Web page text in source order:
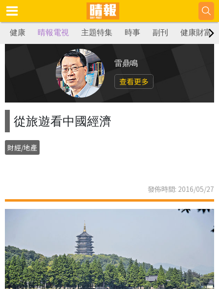
健康 晴報電視 主題特集 時事 副刊 健康財富
雷鼎鳴
查看更多
從旅遊看中國經濟
財經/地產
發佈時間: 2016/05/27